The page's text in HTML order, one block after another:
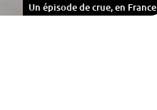
Un épisode de crue, en France